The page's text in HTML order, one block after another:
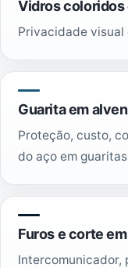
Vidros
Privacidade visual
Guarita em
Proteção, custo,
do aço em
Furos e corte
Intercomunicador,